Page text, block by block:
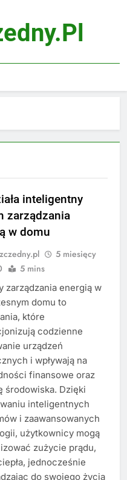
inteligentny
zarządzania
w domu
5 miesięcy
5 mins
zarządzania energią w
domu to
które
codzienne
urządzeń
i wpływają na
finansowe oraz
środowiska. Dzięki
inteligentnych
i zaawansowanych
użytkownicy mogą
zużycie prądu,
jednocześnie
do swojego życia